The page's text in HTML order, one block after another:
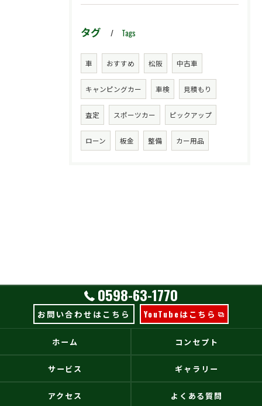
タグ Tags
車 おすすめ 松阪 中古車
キャンピングカー 車検 見積もり
査定 スポーツカー ピックアップ
ローン 板金 整備 カー用品
0598-63-1770
お問い合わせはこちら YouTubeはこちら
ホーム コンセプト
サービス ギャラリー
アクセス よくある質問